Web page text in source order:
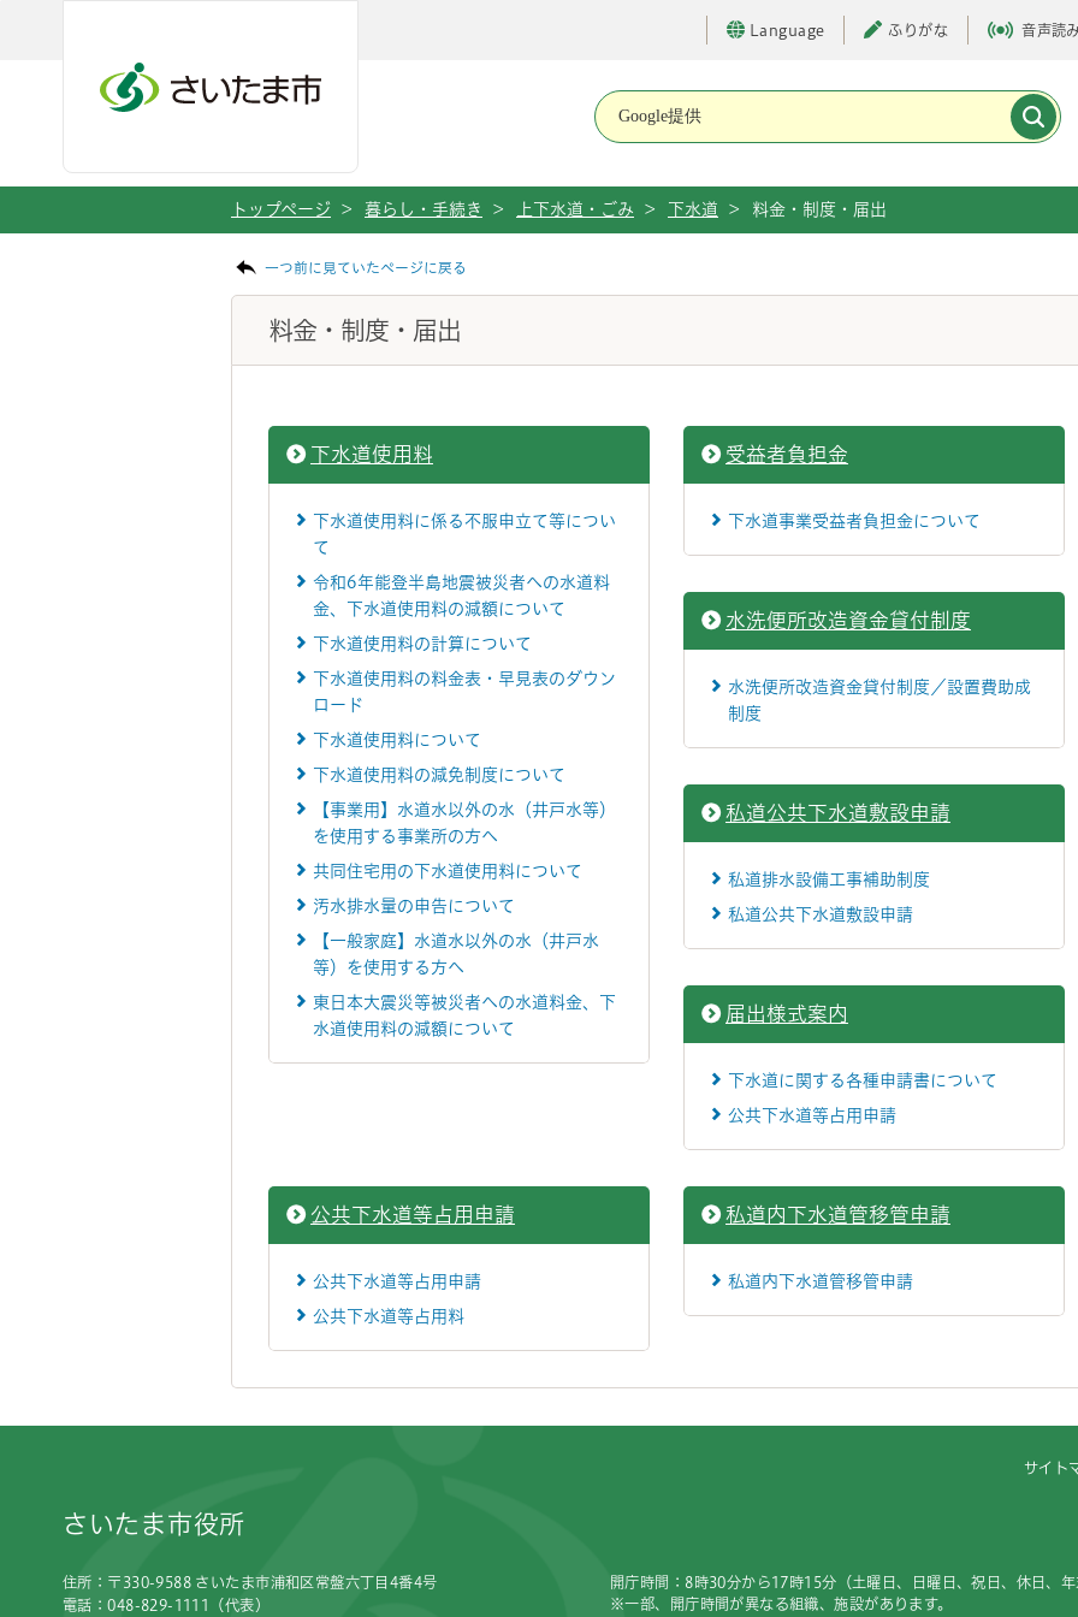
Language ふりがな 音声読
トップページ > 暮らし・手続き > 上下水道・ごみ > 下水道 > 料金・制度・届出
一つ前に見ていたページに戻る
料金・制度・届出
下水道使用料
下水道使用料に係る不服申立て等につい
て
令和6年能登半島地震被災者への水道料
金、下水道使用料の減額について
下水道使用料の計算について
下水道使用料の料金表・早見表のダウン
ロード
下水道使用料について
下水道使用料の減免制度について
【事業用】水道水以外の水（井戸水等）
を使用する事業所の方へ
共同住宅用の下水道使用料について
汚水排水量の申告について
【一般家庭】水道水以外の水（井戸水
等）を使用する方へ
東日本大震災等被災者への水道料金、下
水道使用料の減額について
受益者負担金
下水道事業受益者負担金について
水洗便所改造資金貸付制度
水洗便所改造資金貸付制度／設置費助成
制度
私道公共下水道敷設申請
私道排水設備工事補助制度
私道公共下水道敷設申請
届出様式案内
下水道に関する各種申請書について
公共下水道等占用申請
公共下水道等占用申請
公共下水道等占用申請
公共下水道等占用料
私道内下水道管移管申請
私道内下水道管移管申請
サイト
さいたま市役所
住所：〒330-9588 さいたま市浦和区常盤六丁目4番4号
電話：048-829-1111（代表）
開庁時間：8時30分から17時15分（土曜日、日曜日、祝日、休日、年
※一部、開庁時間が異なる組織、施設があります。